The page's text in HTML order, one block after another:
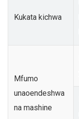
Kukata kichwa
Mfumo
unaoendeshwa
na mashine